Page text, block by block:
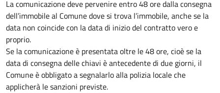
La comunicazione deve pervenireentro 48 oredalla consegna
dell’immobile al Comune dove si trova l’immobile, anche se la
data non coincide con la data di inizio del contratto vero e
proprio.
Se la comunicazione è presentata oltre le 48 ore, cioè se la
data di consegna delle chiavi è antecedente di due giorni, il
Comune è obbligato a segnalarlo alla polizia locale che
applicherà le sanzioni previste.